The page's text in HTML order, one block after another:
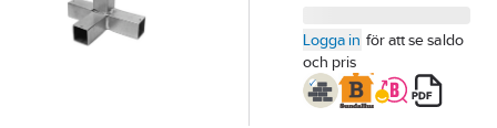
Logga in för att se saldo
och pris